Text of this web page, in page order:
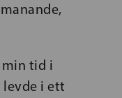
min tid i
levde i ett